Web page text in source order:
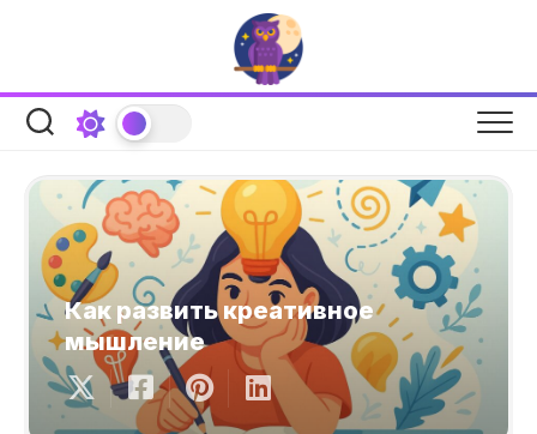
Как развить креативное
мышление